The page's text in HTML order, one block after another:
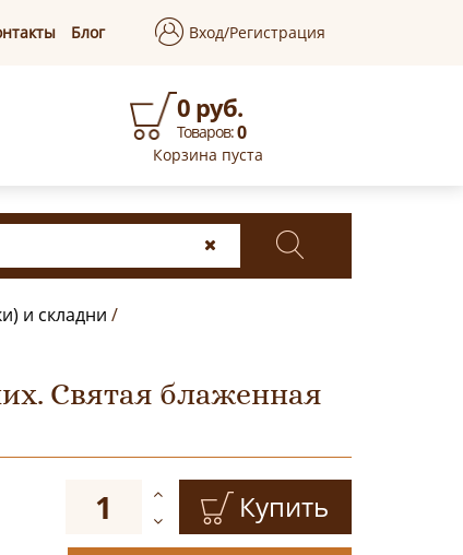
Блог Вход/Регистрация
0 руб.
Товаров:0
Корзина пуста
и складни /
Святая блаженная
Купить